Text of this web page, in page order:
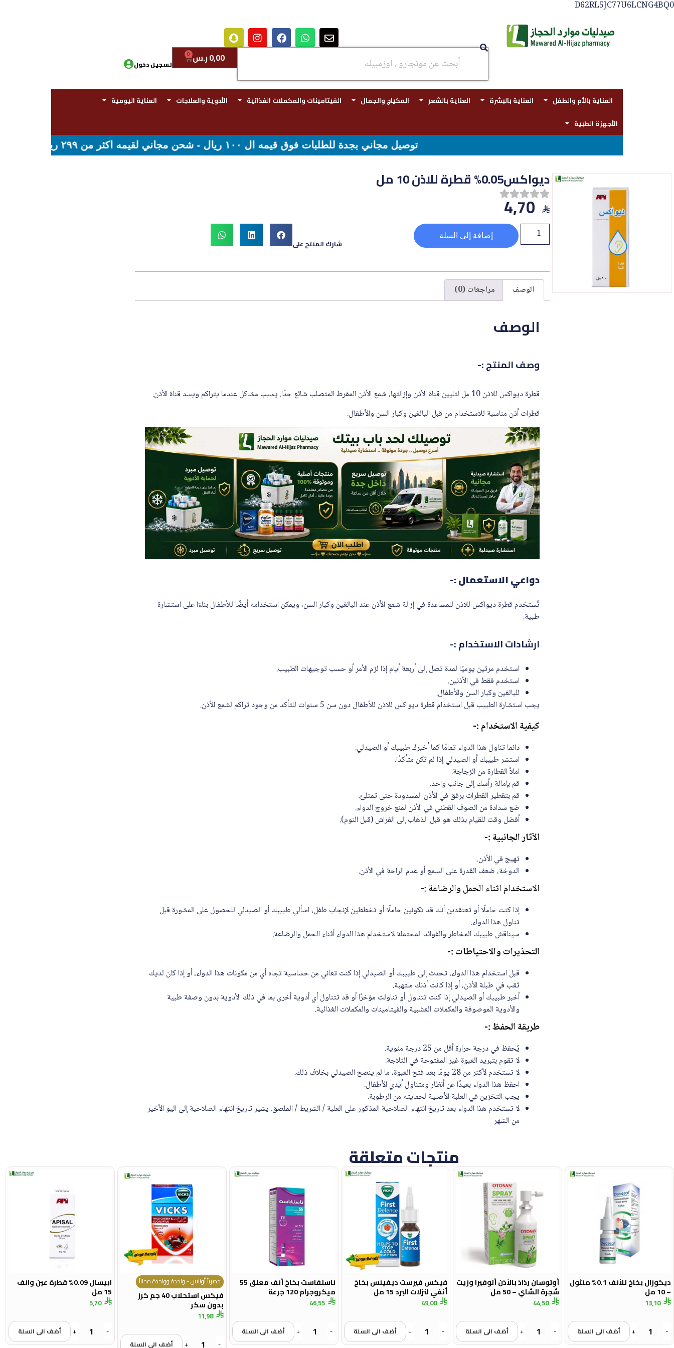
D62RL5JC77U6LCNG4BQ0
0,00ر.س 0
تسجيل دخول
العناية بالأم والطفل العناية بالبشرة العناية بالشعر المكياج والجمال الفيتامينات والمكملات الغذائية الأدوية والعلاجات
العناية اليومية
الأجهزة الطبية
توصيل مجاني بجدة للطلبات فوق قيمه ال ١٠٠ ريال - شحن مجاني لقيمه اكثر من ٢٩٩ ريال
ديواكس0.05% قطرة للاذن 10 مل
4,70
إضافة إلى السلة
شارك المنتج على
الوصف مراجعات (0)
الوصف
وصف المنتج :-
قطرة ديواكس للاذن 10 مل لتليين قناة الأذن وإزالتها، شمع الأذن المفرط المتصلب شائع جدًا. يسبب مشاكل عندما يتراكم ويسد قناة الأذن.
قطرات أذن مناسبة للاستخدام من قبل البالغين وكبار السن والأطفال.
دواعي الاستعمال :-
تُستخدم قطرة ديواكس للاذن للمساعدة في إزالة شمع الأذن عند البالغين وكبار السن، ويمكن استخدامه أيضًا للأطفال بناءًا على استشارة
طبية.
ارشادات الاستخدام :-
استخدم مرتين يوميًا لمدة تصل إلى أربعة أيام إذا لزم الأمر أو حسب توجيهات الطبيب.
استخدم فقط في الأذنين.
للبالغين وكبار السن والأطفال.
يجب استشارة الطبيب قبل استخدام قطرة ديواكس للاذن للأطفال دون سن 5 سنوات للتأكد من وجود تراكم لشمع الأذن.
كيفية الاستخدام :-
دائما تناول هذا الدواء تمامًا كما أخبرك طبيبك أو الصيدلي.
استشر طبيبك أو الصيدلي إذا لم تكن متأكدًا.
املأ القطارة من الزجاجة.
قم بإمالة رأسك إلى جانب واحد.
قم بتقطير القطرات برفق في الأذن المسدودة حتى تمتلئ.
ضع سدادة من الصوف القطني في الأذن لمنع خروج الدواء.
أفضل وقت للقيام بذلك هو قبل الذهاب إلى الفراش (قبل النوم).
الآثار الجانبية :-
تهيج في الأذن.
الدوخة، ضعف القدرة على السمع أو عدم الراحة في الأذن.
الاستخدام اثناء الحمل والرضاعة :-
إذا كنت حاملًا أو تعتقدين أنك قد تكونين حاملًا أو تخططين لإنجاب طفل، اسألي طبيبك أو الصيدلي للحصول على المشورة قبل
تناول هذا الدواء.
سيناقش طبيبك المخاطر والفوائد المحتملة لاستخدام هذا الدواء أثناء الحمل والرضاعة.
التحذيرات والاحتياطات :-
قبل استخدام هذا الدواء، تحدث إلى طبيبك أو الصيدلي إذا كنت تعاني من حساسية تجاه أي من مكونات هذا الدواء، أو إذا كان لديك
ثقب في طبلة الأذن، أو إذا كانت أذنك ملتهبة.
أخبر طبيبك أو الصيدلي إذا كنت تتناول أو تناولت مؤخرًا أو قد تتناول أي أدوية أخرى بما في ذلك الأدوية بدون وصفة طبية
والأدوية الموصوفة والمكملات العشبية والفيتامينات والمكملات الغذائية.
طريقة الحفظ :-
يُحفظ في درجة حرارة أقل من 25 درجة مئوية.
لا تقوم بتبريد العبوة غير المفتوحة في الثلاجة.
لا تستخدم لأكثر من 28 يومًا بعد فتح العبوة، ما لم ينصح الصيدلي بخلاف ذلك.
احفظ هذا الدواء بعيدًا عن أنظار ومتناول أيدي الأطفال.
يجب التخزين في العلبة الأصلية لحمايته من الرطوبة.
لا تستخدم هذا الدواء بعد تاريخ انتهاء الصلاحية المذكور على العلبة / الشريط / الملصق. يشير تاريخ انتهاء الصلاحية إلى اليو الأخير
من الشهر
منتجات متعلقة
ديكوزال بخاخ للأنف 0.1% منثول
– 10 مل
13,10
-
+ أضف الى السلة
أوتوسان رذاذ بالأذن ألوفيرا وزيت
شجرة الشاي – 50 مل
44,50
-
+ أضف الى السلة
فيكس فيرست ديفينس بخاخ
أنفي لنزلات البرد 15 مل
49,00
-
+ أضف الى السلة
ناسلفاست بخاخ أنف معلق 55
ميكروجرام 120 جرعة
46,55
-
+ أضف الى السلة
حصرياً أونلاين - واحدة وواحدة مجاناً
فيكس استحلاب 40 جم كرز
بدون سكر
11,98
-
+ أضف الى السلة
ابيسال 0.09% قطرة عين وانف
15 مل
5,70
-
+ أضف الى السلة